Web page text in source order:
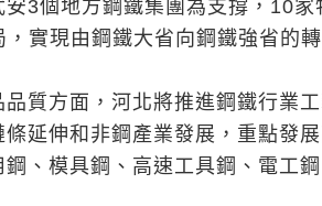
3個地方鋼鐵集團為支撐，10家
，實現由鋼鐵大省向鋼鐵強省的轉
質方面，河北將推進鋼鐵行業
條延伸和非鋼產業發展，重點發
、模具鋼、高速工具鋼、電工